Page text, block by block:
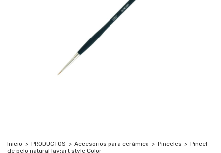
Inicio > PRODUCTOS > Accesorios para cerámica > Pinceles > Pincel
de pelo natural lay:art style Color